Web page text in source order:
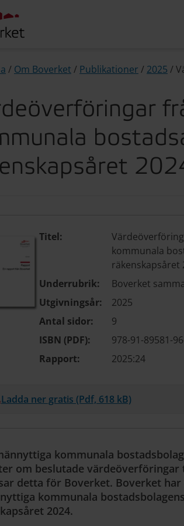
/ Om Boverket / Publikationer / 2025 /
Titel:
kommunala
räkenskapsåret
Underrubrik:
Boverket
Utgivningsår:
2025
Antal sidor:
9
ISBN (PDF):
978-91-89581-
Rapport:
2025:24
Ladda ner gratis (Pdf, 618 kB)
kommunala
om beslutade värdeöverföringar
detta för Boverket. Boverket
kommunala
2024.